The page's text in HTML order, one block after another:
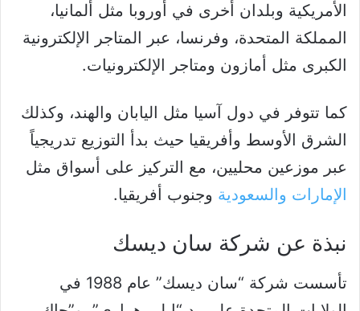
الأمريكية وبلدان أخرى في أوروبا مثل ألمانيا،
المملكة المتحدة، وفرنسا، عبر المتاجر الإلكترونية
الكبرى مثل أمازون ومتاجر الإلكترونيات.
كما تتوفر في دول آسيا مثل اليابان والهند، وكذلك
الشرق الأوسط وأفريقيا حيث بدأ التوزيع تدريجياً
عبر موزعين محليين، مع التركيز على أسواق مثل
الإمارات والسعودية وجنوب أفريقيا.
نبذة عن شركة سان ديسك
تأسست شركة “سان ديسك” عام 1988 في